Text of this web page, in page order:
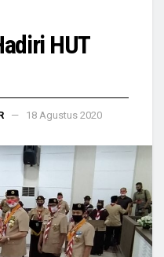
HUT
18 Agustus 2020